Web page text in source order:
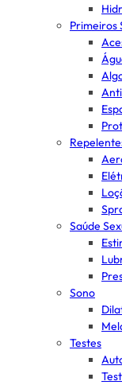
Primeiros
Saúde
Sono
Testes